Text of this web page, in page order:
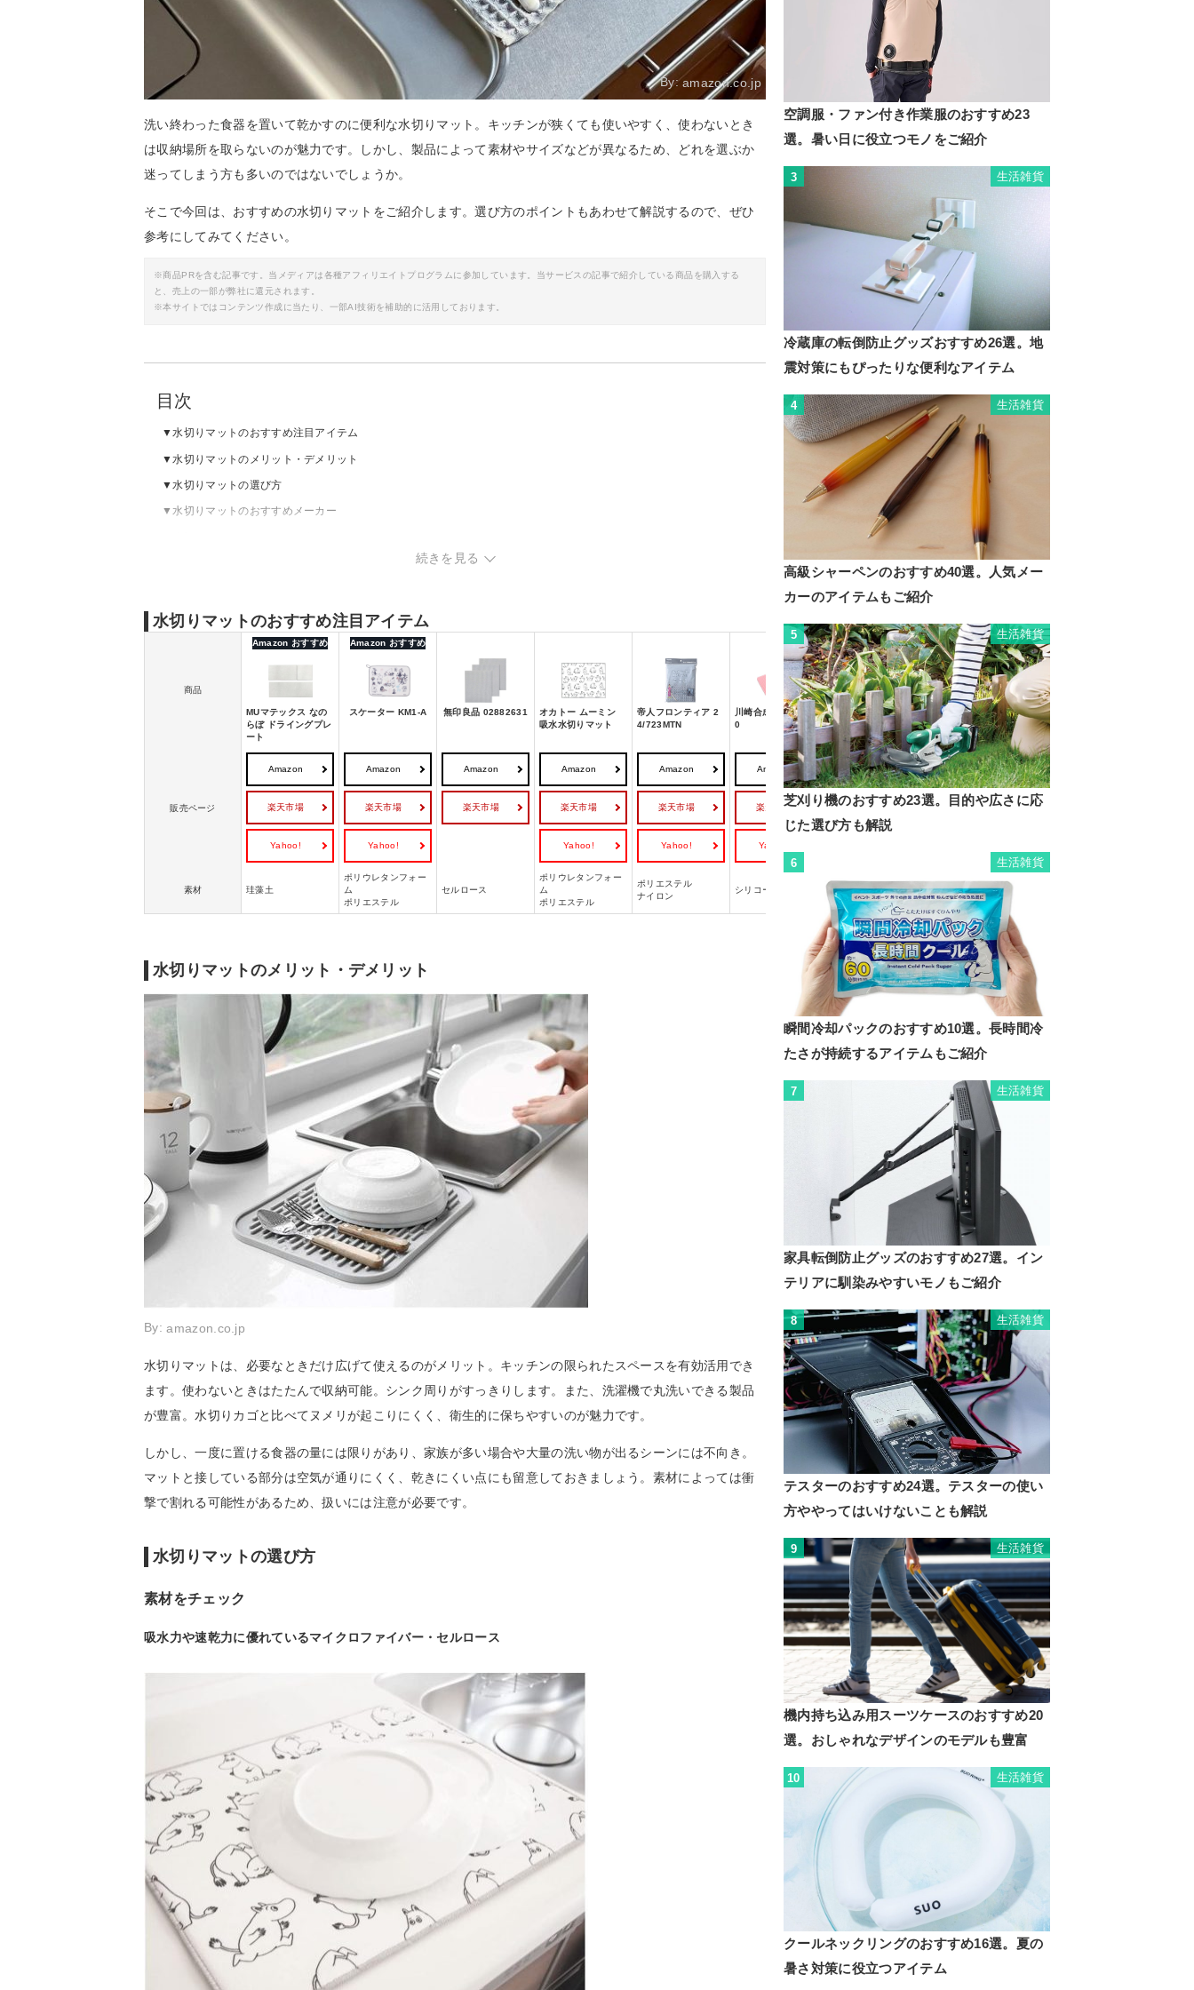
By:amazon.co.jp
洗い終わった食器を置いて乾かすのに便利な水切りマット。キッチンが狭くても使いやすく、使わないとき
は収納場所を取らないのが魅力です。しかし、製品によって素材やサイズなどが異なるため、どれを選ぶか
迷ってしまう方も多いのではないでしょうか。
そこで今回は、おすすめの水切りマットをご紹介します。選び方のポイントもあわせて解説するので、ぜひ
参考にしてみてください。
※商品PRを含む記事です。当メディアは各種アフィリエイトプログラムに参加しています。当サービスの記事で紹介している商品を購入する
と、売上の一部が弊社に還元されます。
※本サイトではコンテンツ作成に当たり、一部AI技術を補助的に活用しております。
目次
水切りマットのおすすめ注目アイテム
水切りマットのメリット・デメリット
水切りマットの選び方
水切りマットのおすすめメーカー
水切りマットのおすすめ｜シリコン
続きを見る
水切りマットのおすすめ注目アイテム
商品
Amazon おすすめ
MUマテックス なの
らぼ ドライングプレ
ート
Amazon おすすめ
スケーター KM1-A 無印良品 02882631
オカトー ムーミン
吸水水切りマット
帝人フロンティア 2
4/723MTN
川崎合成樹脂 KA-02
0
販売ページ
Amazon
楽天市場
Yahoo!
Amazon
楽天市場
Yahoo!
Amazon
楽天市場
Amazon
楽天市場
Yahoo!
Amazon
楽天市場
Yahoo!
Amazon
楽天市場
Yahoo!
素材 珪藻土
ポリウレタンフォー
ム
ポリエステル
セルロース
ポリウレタンフォー
ム
ポリエステル
ポリエステル
ナイロン
シリコーン
水切りマットのメリット・デメリット
By:amazon.co.jp
水切りマットは、必要なときだけ広げて使えるのがメリット。キッチンの限られたスペースを有効活用でき
ます。使わないときはたたんで収納可能。シンク周りがすっきりします。また、洗濯機で丸洗いできる製品
が豊富。水切りカゴと比べてヌメリが起こりにくく、衛生的に保ちやすいのが魅力です。
しかし、一度に置ける食器の量には限りがあり、家族が多い場合や大量の洗い物が出るシーンには不向き。
マットと接している部分は空気が通りにくく、乾きにくい点にも留意しておきましょう。素材によっては衝
撃で割れる可能性があるため、扱いには注意が必要です。
水切りマットの選び方
素材をチェック
吸水力や速乾力に優れているマイクロファイバー・セルロース
空調服・ファン付き作業服のおすすめ23
選。暑い日に役立つモノをご紹介
3 生活雑貨
冷蔵庫の転倒防止グッズおすすめ26選。地
震対策にもぴったりな便利なアイテム
4 生活雑貨
高級シャーペンのおすすめ40選。人気メー
カーのアイテムもご紹介
5 生活雑貨
芝刈り機のおすすめ23選。目的や広さに応
じた選び方も解説
6 生活雑貨
瞬間冷却パックのおすすめ10選。長時間冷
たさが持続するアイテムもご紹介
7 生活雑貨
家具転倒防止グッズのおすすめ27選。イン
テリアに馴染みやすいモノもご紹介
8 生活雑貨
テスターのおすすめ24選。テスターの使い
方ややってはいけないことも解説
9 生活雑貨
機内持ち込み用スーツケースのおすすめ20
選。おしゃれなデザインのモデルも豊富
10 生活雑貨
クールネックリングのおすすめ16選。夏の
暑さ対策に役立つアイテム